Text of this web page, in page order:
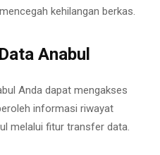
kehilangan berkas.
Anabul
Anda dapat mengakses
informasi riwayat
melalui fitur transfer data.